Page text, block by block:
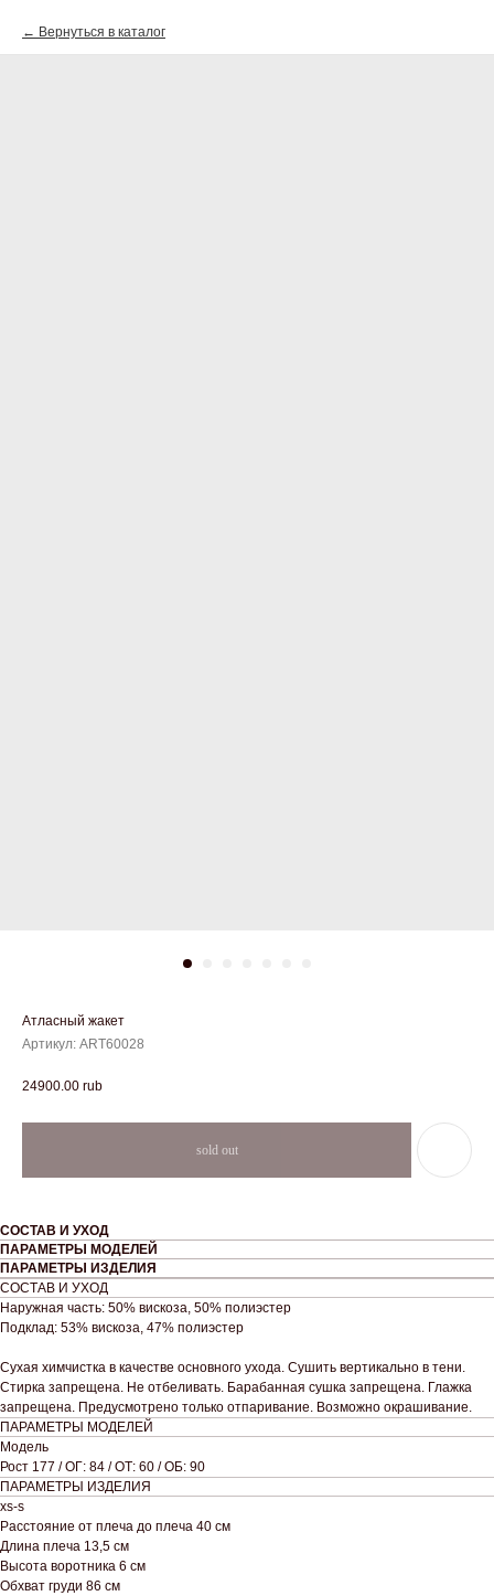
Вернуться в каталог
Атласный жакет
Артикул: ART60028
24900.00 rub
СОСТАВ И УХОД
ПАРАМЕТРЫ МОДЕЛЕЙ
ПАРАМЕТРЫ ИЗДЕЛИЯ
СОСТАВ И УХОД
Наружная часть: 50% вискоза, 50% полиэстер
Подклад: 53% вискоза, 47% полиэстер
Сухая химчистка в качестве основного ухода. Сушить вертикально в тени.
Стирка запрещена. Не отбеливать. Барабанная сушка запрещена. Глажка
запрещена. Предусмотрено только отпаривание. Возможно окрашивание.
ПАРАМЕТРЫ МОДЕЛЕЙ
Модель
Рост 177 / ОГ: 84 / ОТ: 60 / ОБ: 90
ПАРАМЕТРЫ ИЗДЕЛИЯ
xs-s
Расстояние от плеча до плеча 40 см
Длина плеча 13,5 см
Высота воротника 6 см
Обхват груди 86 см